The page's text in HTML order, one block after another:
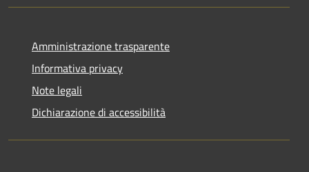
Amministrazione trasparente
Informativa privacy
Note legali
Dichiarazione di accessibilità